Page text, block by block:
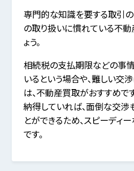
専門的な知識を要する取引
の取り扱いに慣れている不
ょう。
相続税の支払期限などの事
いるという場合や、難しい交
は、不動産買取がおすすめで
納得していれば、面倒な交渉
とができるため、スピーディ
です。